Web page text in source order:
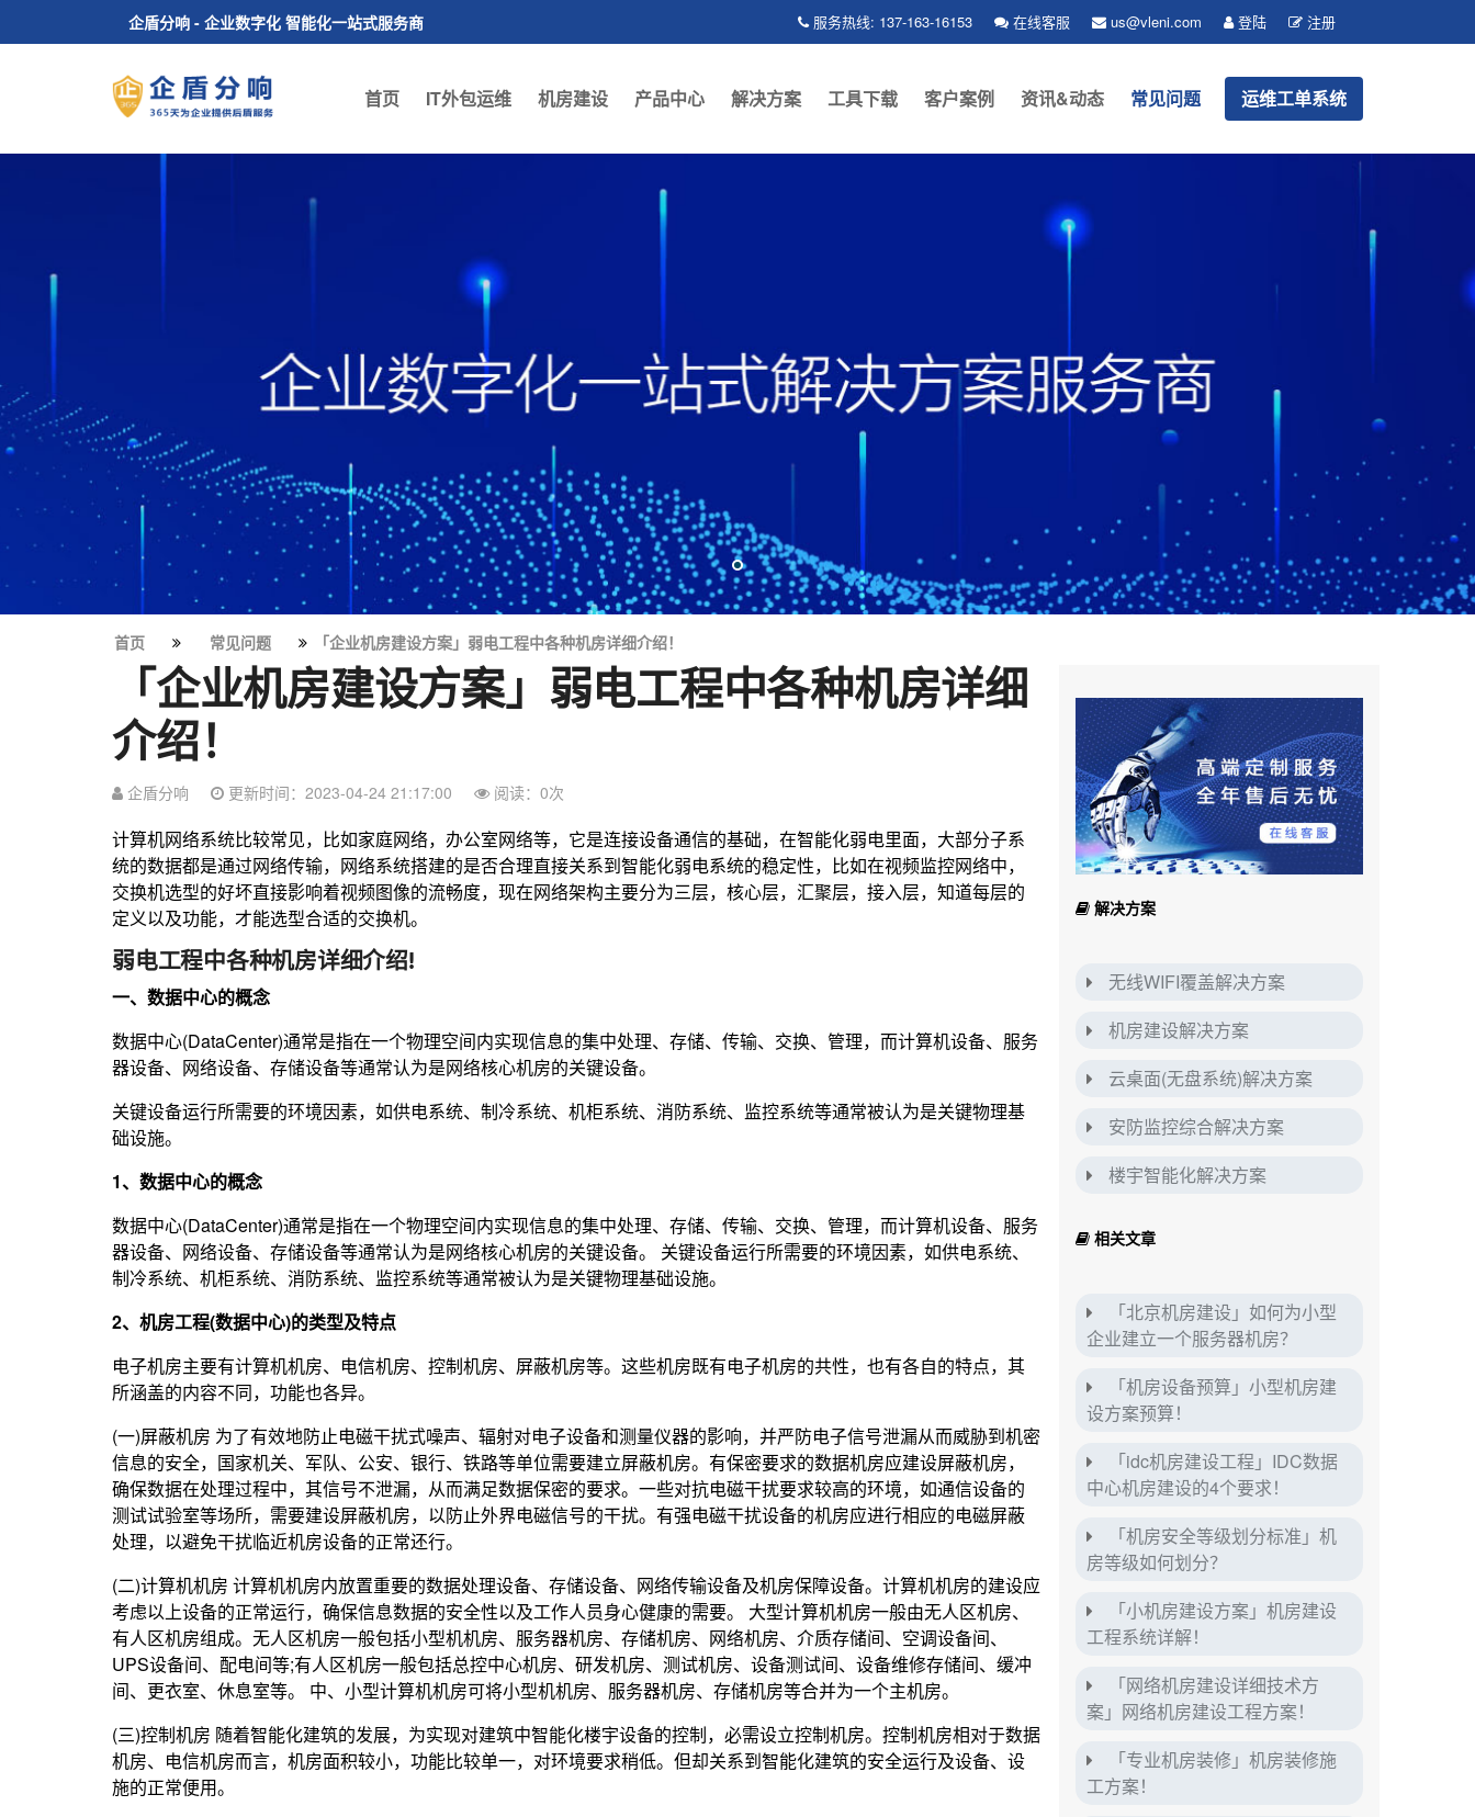
企盾分响 - 企业数字化 智能化一站式服务商 注册
登陆
us@vleni.com
在线客服
服务热线: 137-163-16153
首页 IT外包运维 机房建设 产品中心 解决方案 工具下载 客户案例 资讯&动态 常见问题 运维工单系统
首页 常见问题 「企业机房建设方案」弱电工程中各种机房详细介绍！
「企业机房建设方案」弱电工程中各种机房详细
介绍！
企盾分响 更新时间：2023-04-24 21:17:00 阅读： 0次
计算机网络系统比较常见，比如家庭网络，办公室网络等，它是连接设备通信的基础，在智能化弱电里面，大部分子系
统的数据都是通过网络传输，网络系统搭建的是否合理直接关系到智能化弱电系统的稳定性，比如在视频监控网络中，
交换机选型的好坏直接影响着视频图像的流畅度，现在网络架构主要分为三层，核心层，汇聚层，接入层，知道每层的
定义以及功能，才能选型合适的交换机。
弱电工程中各种机房详细介绍!
一、数据中心的概念
数据中心(DataCenter)通常是指在一个物理空间内实现信息的集中处理、存储、传输、交换、管理，而计算机设备、服务
器设备、网络设备、存储设备等通常认为是网络核心机房的关键设备。
关键设备运行所需要的环境因素，如供电系统、制冷系统、机柜系统、消防系统、监控系统等通常被认为是关键物理基
础设施。
1、数据中心的概念
数据中心(DataCenter)通常是指在一个物理空间内实现信息的集中处理、存储、传输、交换、管理，而计算机设备、服务
器设备、网络设备、存储设备等通常认为是网络核心机房的关键设备。 关键设备运行所需要的环境因素，如供电系统、
制冷系统、机柜系统、消防系统、监控系统等通常被认为是关键物理基础设施。
2、机房工程(数据中心)的类型及特点
电子机房主要有计算机机房、电信机房、控制机房、屏蔽机房等。这些机房既有电子机房的共性，也有各自的特点，其
所涵盖的内容不同，功能也各异。
(一)屏蔽机房 为了有效地防止电磁干扰式噪声、辐射对电子设备和测量仪器的影响，并严防电子信号泄漏从而威胁到机密
信息的安全，国家机关、军队、公安、银行、铁路等单位需要建立屏蔽机房。有保密要求的数据机房应建设屏蔽机房，
确保数据在处理过程中，其信号不泄漏，从而满足数据保密的要求。一些对抗电磁干扰要求较高的环境，如通信设备的
测试试验室等场所，需要建设屏蔽机房，以防止外界电磁信号的干扰。有强电磁干扰设备的机房应进行相应的电磁屏蔽
处理，以避免干扰临近机房设备的正常还行。
(二)计算机机房 计算机机房内放置重要的数据处理设备、存储设备、网络传输设备及机房保障设备。计算机机房的建设应
考虑以上设备的正常运行，确保信息数据的安全性以及工作人员身心健康的需要。 大型计算机机房一般由无人区机房、
有人区机房组成。无人区机房一般包括小型机机房、服务器机房、存储机房、网络机房、介质存储间、空调设备间、
UPS设备间、配电间等;有人区机房一般包括总控中心机房、研发机房、测试机房、设备测试间、设备维修存储间、缓冲
间、更衣室、休息室等。 中、小型计算机机房可将小型机机房、服务器机房、存储机房等合并为一个主机房。
(三)控制机房 随着智能化建筑的发展，为实现对建筑中智能化楼宇设备的控制，必需设立控制机房。控制机房相对于数据
机房、电信机房而言，机房面积较小，功能比较单一，对环境要求稍低。但却关系到智能化建筑的安全运行及设备、设
施的正常便用。
解决方案
无线WIFI覆盖解决方案
机房建设解决方案
云桌面(无盘系统)解决方案
安防监控综合解决方案
楼宇智能化解决方案
相关文章
「北京机房建设」如何为小型
企业建立一个服务器机房？
「机房设备预算」小型机房建
设方案预算！
「idc机房建设工程」IDC数据
中心机房建设的4个要求！
「机房安全等级划分标准」机
房等级如何划分？
「小机房建设方案」机房建设
工程系统详解！
「网络机房建设详细技术方
案」网络机房建设工程方案！
「专业机房装修」机房装修施
工方案！